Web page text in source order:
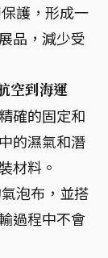
護，形成一
品，減少受
空到海運
確的固定和
的濕氣和潛
材料。
泡布，並搭
過程中不會